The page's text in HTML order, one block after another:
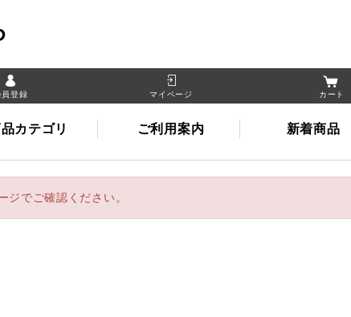
員登録 マイページ カート
カテゴリ ご利用案内 新着商品
でご確認ください。